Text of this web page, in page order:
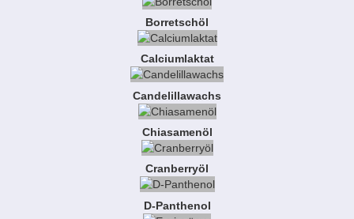
Borretschöl
Calciumlaktat
Candelillawachs
Chiasamenöl
Cranberryöl
D-Panthenol